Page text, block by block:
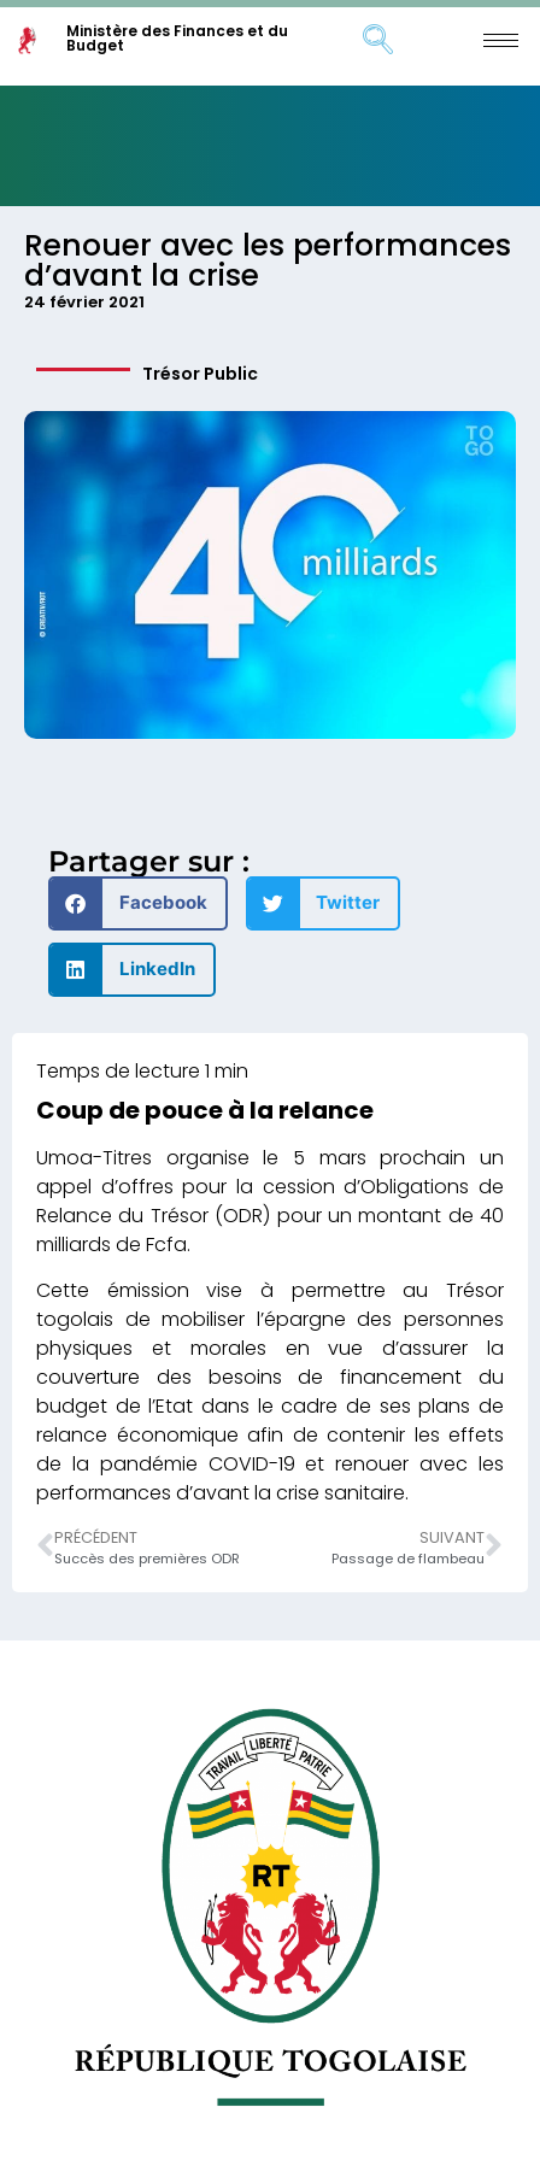
Ministère des Finances et du
Budget
Renouer avec les performances
d’avant la crise
24 février 2021
Trésor Public
Partager sur :
Facebook Twitter
LinkedIn
Coup de pouce à la relance
Umoa-Titres organise le 5 mars prochain un
appel d’offres pour la cession d’Obligations de
Relance du Trésor (ODR) pour un montant de 40
milliards de Fcfa.
Cette émission vise à permettre au Trésor
togolais de mobiliser l’épargne des personnes
physiques et morales en vue d’assurer la
couverture des besoins de financement du
budget de l’Etat dans le cadre de ses plans de
relance économique afin de contenir les effets
de la pandémie COVID-19 et renouer avec les
performances d’avant la crise sanitaire.
PRÉCÉDENT
Succès des premières ODR
SUIVANT
Passage de flambeau